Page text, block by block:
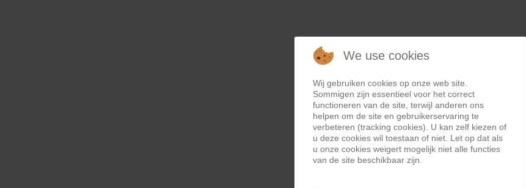
We use cookies
Wij gebruiken cookies op onze web site.
Sommigen zijn essentieel voor het correct
functioneren van de site, terwijl anderen ons
helpen om de site en gebruikerservaring te
verbeteren (tracking cookies). U kan zelf kiezen of
u deze cookies wil toestaan of niet. Let op dat als
u onze cookies weigert mogelijk niet alle functies
van de site beschikbaar zijn.